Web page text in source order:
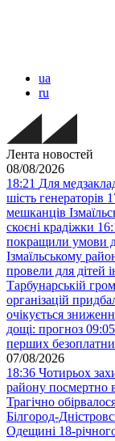
ua
ru
Лента новостей
08/08/2026
18:21 Для
шість генераторів
мешканців
скоєні крадіжки
покращили умови
Ізмаїльському
провели для дітей
Тарбунарській
організацій
очікується
дощі: прогноз 09:05
перших
07/08/2026
18:36 Чотирьох
району посмертно
Трагічно
Білгород-
Одещині 18-